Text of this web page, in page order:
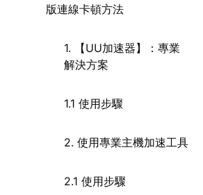
版連線卡頓方法
1. 【UU加速器】：專業
解決方案
1.1 使用步驟
2. 使用專業主機加速工具
2.1 使用步驟